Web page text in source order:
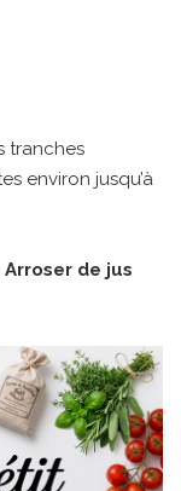
tranches
environ jusqu’à
de jus